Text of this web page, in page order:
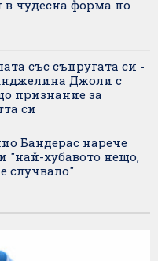
чудесна форма по
със съпругата си -
Джоли с
признание за
си
Бандерас нарече
"най-хубавото нещо,
случвало"